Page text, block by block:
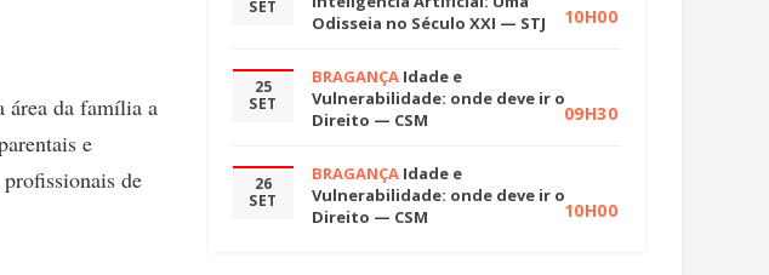
área da família a
e
de
SET
Odisseia no Século XXI — STJ
10H00
25
SET
BRAGANÇA Idade e
Vulnerabilidade: onde deve ir o
Direito — CSM
09H30
26
SET
BRAGANÇA Idade e
Vulnerabilidade: onde deve ir o
Direito — CSM
10H00